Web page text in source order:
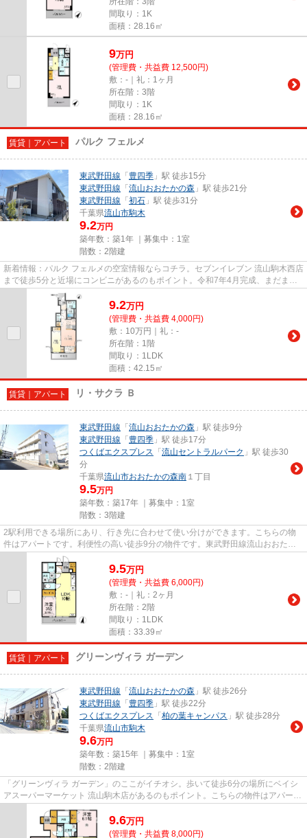
間取り：1K
面積：28.16㎡
9万円
(管理費・共益費 12,500円)
敷：-｜礼：1ヶ月
所在階：3階
間取り：1K
面積：28.16㎡
賃貸｜アパート パルク フェルメ
東武野田線 「 豊四季 」駅 徒歩15分
東武野田線 「 流山おおたかの森 」駅 徒歩21分
東武野田線 「 初石 」駅 徒歩31分
千葉県流山市駒木
9.2万円
築年数：築1年 ｜募集中： 1室
階数：2階建
新着情報：パルク フェルメの空室情報ならコチラ。セブンイレブン 流山駒木西店
まで徒歩5分と近場にコンビニがあるのもポイント。令和7年4月完成、まだまだ
新しい築浅物件。こちらの物...
9.2万円
(管理費・共益費 4,000円)
敷：10万円｜礼：-
所在階：1階
間取り：1LDK
面積：42.15㎡
賃貸｜アパート リ・サクラ Ｂ
東武野田線 「 流山おおたかの森 」駅 徒歩9分
東武野田線 「 豊四季 」駅 徒歩17分
つくばエクスプレス 「 流山セントラルパーク 」駅 徒歩30
分
千葉県流山市おおたかの森南 １丁目
9.5万円
築年数：築17年 ｜募集中： 1室
階数：3階建
2駅利用できる場所にあり、行き先に合わせて使い分けができます。こちらの物
件はアパートです。利便性の高い徒歩9分の物件です。東武野田線流山おおたか
の森近くで物件探しのお手伝いA...
9.5万円
(管理費・共益費 6,000円)
敷：-｜礼：2ヶ月
所在階：2階
間取り：1LDK
面積：33.39㎡
賃貸｜アパート グリーンヴィラ ガーデン
東武野田線 「 流山おおたかの森 」駅 徒歩26分
東武野田線 「 豊四季 」駅 徒歩22分
つくばエクスプレス 「 柏の葉キャンパス 」駅 徒歩28分
千葉県流山市駒木
9.6万円
築年数：築15年 ｜募集中： 1室
階数：2階建
「グリーンヴィラ ガーデン」のここがイチオシ。歩いて徒歩6分の場所にベイシ
アスーパーマーケット 流山駒木店があるのもポイント。こちらの物件はアパート
です。2駅利用可能な物件で...
9.6万円
(管理費・共益費 8,000円)